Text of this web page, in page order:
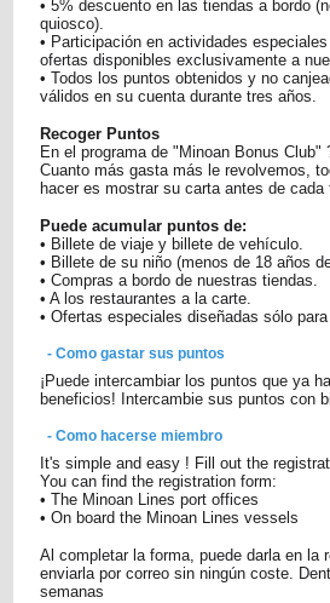
• 5% descuento en las tiendas a bordo
quiosco).
• Participación en actividades
ofertas disponibles exclusivamente a
• Todos los puntos obtenidos y no
válidos en su cuenta durante tres años.
Recoger Puntos
En el programa de "Minoan Bonus Club"
Cuanto más gasta más le revolvemos,
hacer es mostrar su carta antes de cada
Puede acumular puntos de:
• Billete de viaje y billete de vehículo.
• Billete de su niño (menos de 18 años
• Compras a bordo de nuestras tiendas.
• A los restaurantes a la carte.
• Ofertas especiales diseñadas sólo para
- Como gastar sus puntos
¡Puede intercambiar los puntos que ya
beneficios! Intercambie sus puntos con
- Como hacerse miembro
It's simple and easy ! Fill out the
You can find the registration form:
• The Minoan Lines port offices
• On board the Minoan Lines vessels
Al completar la forma, puede darla en la
enviarla por correo sin ningún coste.
semanas